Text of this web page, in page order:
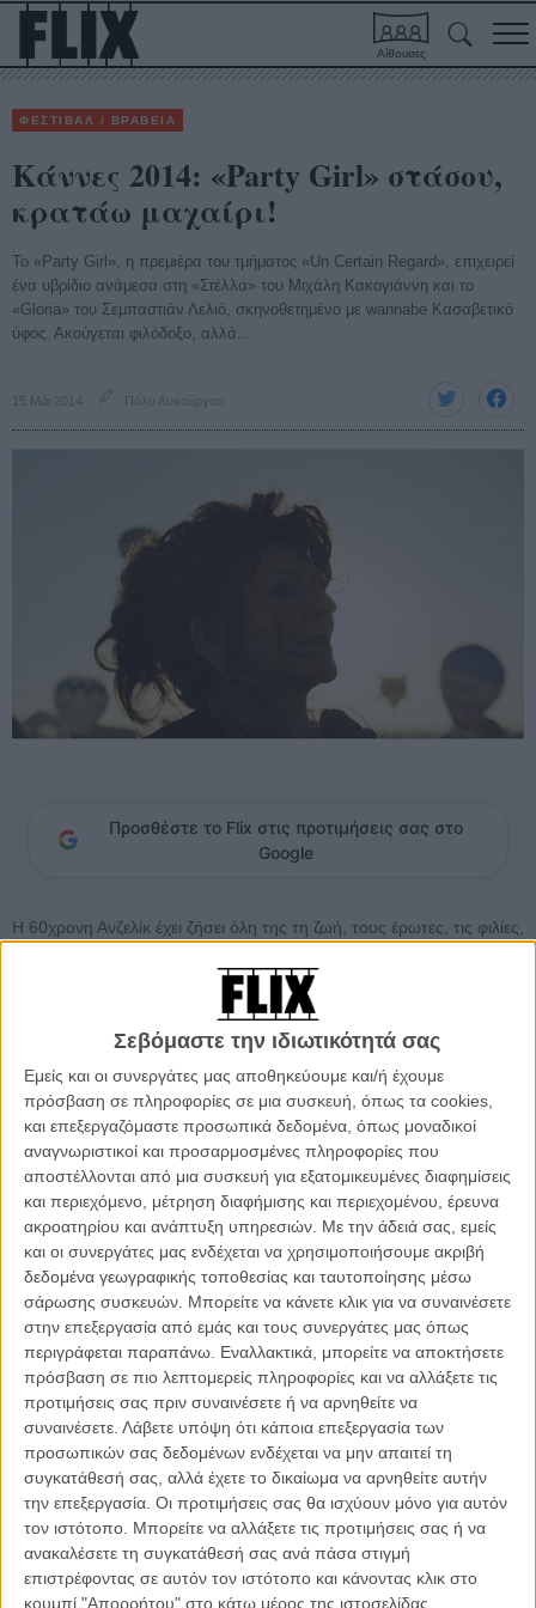
Σεβόμαστε την ιδιωτικότητά σας
Εμείς και οι συνεργάτες μας αποθηκεύουμε και/ή έχουμε
πρόσβαση σε πληροφορίες σε μια συσκευή, όπως τα cookies,
και επεξεργαζόμαστε προσωπικά δεδομένα, όπως μοναδικοί
αναγνωριστικοί και προσαρμοσμένες πληροφορίες που
αποστέλλονται από μια συσκευή για εξατομικευμένες διαφημίσεις
και περιεχόμενο, μέτρηση διαφήμισης και περιεχομένου, έρευνα
ακροατηρίου και ανάπτυξη υπηρεσιών. Με την άδειά σας, εμείς
και οι συνεργάτες μας ενδέχεται να χρησιμοποιήσουμε ακριβή
δεδομένα γεωγραφικής τοποθεσίας και ταυτοποίησης μέσω
σάρωσης συσκευών. Μπορείτε να κάνετε κλικ για να συναινέσετε
στην επεξεργασία από εμάς και τους συνεργάτες μας όπως
περιγράφεται παραπάνω. Εναλλακτικά, μπορείτε να αποκτήσετε
πρόσβαση σε πιο λεπτομερείς πληροφορίες και να αλλάξετε τις
προτιμήσεις σας πριν συναινέσετε ή να αρνηθείτε να
συναινέσετε. Λάβετε υπόψη ότι κάποια επεξεργασία των
προσωπικών σας δεδομένων ενδέχεται να μην απαιτεί τη
συγκατάθεσή σας, αλλά έχετε το δικαίωμα να αρνηθείτε αυτήν
την επεξεργασία. Οι προτιμήσεις σας θα ισχύουν μόνο για αυτόν
τον ιστότοπο. Μπορείτε να αλλάξετε τις προτιμήσεις σας ή να
ανακαλέσετε τη συγκατάθεσή σας ανά πάσα στιγμή
επιστρέφοντας σε αυτόν τον ιστότοπο και κάνοντας κλικ στο
κουμπί "Απορρήτου" στο κάτω μέρος της ιστοσελίδας.
Αίθουσες
ΦΕΣΤΙΒΑΛ / ΒΡΑΒΕΙΑ
Κάννες 2014: «Party Girl» στάσου,
κρατάω μαχαίρι!
Το «Party Girl», η πρεμιέρα του τμήματος «Un Certain Regard», επιχειρεί
ένα υβρίδιο ανάμεσα στη «Στέλλα» του Μιχάλη Κακογιάννη και το
«Gloria» του Σεμπαστιάν Λελιό, σκηνοθετημένο με wannabe Κασαβετικό
ύφος. Ακούγεται φιλόδοξο, αλλά...
15 Μάι 2014 Πόλυ Λυκούργου
Προσθέστε το Flix στις προτιμήσεις σας στο
Google
H 60χρονη Ανζελίκ έχει ζήσει όλη της τη ζωή, τους έρωτες, τις φιλίες,
που ενώνουν τα white trash σύνορα της Γαλλίας με τη Γερμανία.
Εδώ και 40 χρόνια, εργάτες, ανθρακωρύχοι, νταλικέρηδες τη
βλέπουν να χορεύει αισθησιακά στην ημιφωτισμένη πίστα και τη
στριμώχνουν σ' ένα καναπεδάκι των σεπαρέ, με αντάλλαγμα
μπουκάλια φτηνής σαμπάνιας που πληρώνουν πανάκριβα. Σήμερα,
η Ανζελίκ φορώντας τις χρυσές της αλυσίδες, τα λεοπάρ της
παντελόνια, τις ρυτίδες και την παρακμή της επιμένει στον ίδιο
τρόπο ζωής. Μένει σ' ένα μικρό δωματιάκι πάνω από το καμπαρέ,
διασκεδάζει με τις συναδέλφους που είναι και οι μοναδικές φίλες της,
πίνει μέχρι το ξημέρωμα. Οταν ένας παλιός πελάτης της, ένας
καλόκαρδος συνταξιούχος ανθρακωρύχος, εμφανίζεται ξανά στη
ζωή της και της ζητά να τον παντρευτεί, οι ισορροπίες ταράζονται.
Είναι τυχαίο ότι αυτό το «Party Girl» (παρόλα τα 4 παιδιά της) δεν
επιδίωξε τόσα χρόνια μία σταθερότητα στην προσωπική της ζωή;
Είναι ικανή να το καταφέρει σήμερα; Τι την τρομάζει περισσότερο: η
μοναξιά ή ο συμβιβασμός μίας μικροαστικής καθημερινότητας;
Η πρωτοπορία του «Party Girl» δεν είναι το στόρι του. Αλλά το
γεγονός ότι ο Σάμιουελ Θις (ένας από τους 3 φίλους και
συμφοιτητές στη σκηνοθεσία που ανέλαβαν το εγχείρημα) είναι ο
γιος της πραγματικής Ανζελίκ Λιντσενμπέργκερ, η οποία παίζει τον
εαυτό της, πλαισιωμένη από όλα τα μέλη της πραγματικής της
οικογένειας και τις φίλες της από το καμπαρέ. Το σκηνοθετικό τρίο
ακολουθεί τους ερασιτέχνες ηθοποιούς με κάμερες στον ώμο, τους
επιτρέπει να αυτοσχεδιάζουν και τους αφήνει χώρο να μας